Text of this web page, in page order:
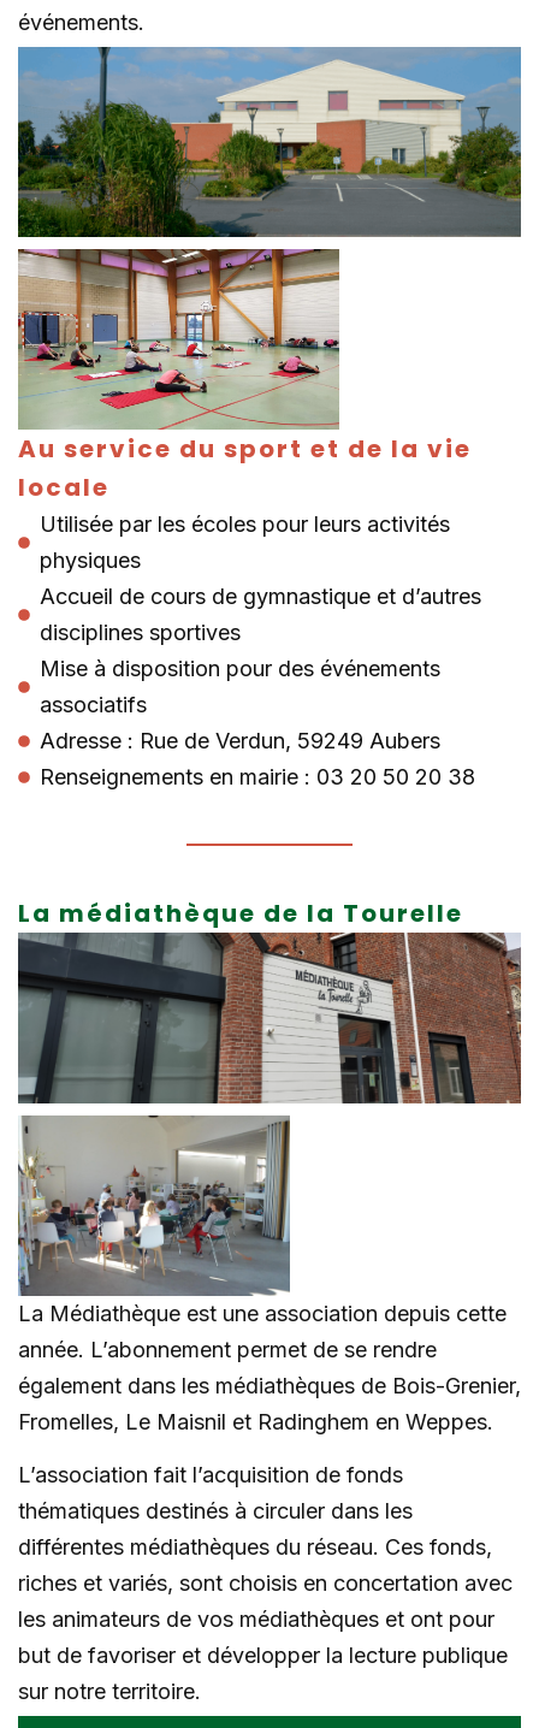
événements.
Au service du sport et de la vie
locale
Utilisée par les écoles pour leurs activités
physiques
Accueil de cours de gymnastique et d’autres
disciplines sportives
Mise à disposition pour des événements
associatifs
Adresse : Rue de Verdun, 59249 Aubers
Renseignements en mairie : 03 20 50 20 38
La médiathèque de la Tourelle
La Médiathèque est une association depuis cette
année. L’abonnement permet de se rendre
également dans les médiathèques de Bois-Grenier,
Fromelles, Le Maisnil et Radinghem en Weppes.
L’association fait l’acquisition de fonds
thématiques destinés à circuler dans les
différentes médiathèques du réseau. Ces fonds,
riches et variés, sont choisis en concertation avec
les animateurs de vos médiathèques et ont pour
but de favoriser et développer la lecture publique
sur notre territoire.